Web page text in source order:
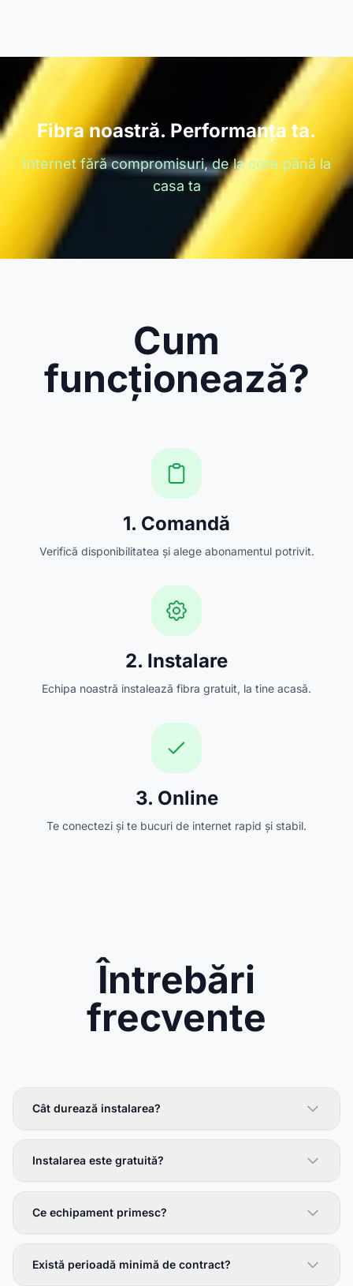
Fibra noastră. Performanța ta.
Internet fără compromisuri, de la core până la
casa ta
Cum
funcționează?
1. Comandă
Verifică disponibilitatea și alege abonamentul potrivit.
2. Instalare
Echipa noastră instalează fibra gratuit, la tine acasă.
3. Online
Te conectezi și te bucuri de internet rapid și stabil.
Întrebări
frecvente
Cât durează instalarea?
Instalarea este gratuită?
Ce echipament primesc?
Există perioadă minimă de contract?